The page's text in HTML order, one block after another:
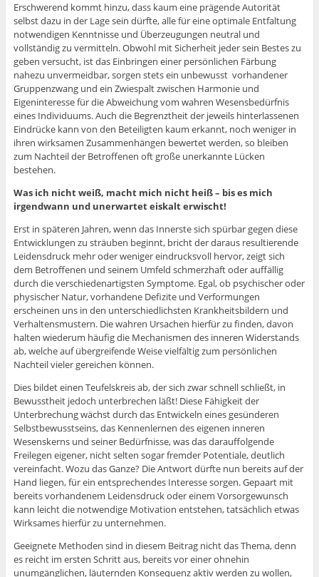
Erschwerend kommt hinzu, dass kaum eine prägende Autorität
selbst dazu in der Lage sein dürfte, alle für eine optimale Entfaltung
notwendigen Kenntnisse und Überzeugungen neutral und
vollständig zu vermitteln. Obwohl mit Sicherheit jeder sein Bestes zu
geben versucht, ist das Einbringen einer persönlichen Färbung
nahezu unvermeidbar, sorgen stets ein unbewusst vorhandener
Gruppenzwang und ein Zwiespalt zwischen Harmonie und
Eigeninteresse für die Abweichung vom wahren Wesensbedürfnis
eines Individuums. Auch die Begrenztheit der jeweils hinterlassenen
Eindrücke kann von den Beteiligten kaum erkannt, noch weniger in
ihren wirksamen Zusammenhängen bewertet werden, so bleiben
zum Nachteil der Betroffenen oft große unerkannte Lücken
bestehen.
Was ich nicht weiß, macht mich nicht heiß – bis es mich
irgendwann und unerwartet eiskalt erwischt!
Erst in späteren Jahren, wenn das Innerste sich spürbar gegen diese
Entwicklungen zu sträuben beginnt, bricht der daraus resultierende
Leidensdruck mehr oder weniger eindrucksvoll hervor, zeigt sich
dem Betroffenen und seinem Umfeld schmerzhaft oder auffällig
durch die verschiedenartigsten Symptome. Egal, ob psychischer oder
physischer Natur, vorhandene Defizite und Verformungen
erscheinen uns in den unterschiedlichsten Krankheitsbildern und
Verhaltensmustern. Die wahren Ursachen hierfür zu finden, davon
halten wiederum häufig die Mechanismen des inneren Widerstands
ab, welche auf übergreifende Weise vielfältig zum persönlichen
Nachteil vieler gereichen können.
Dies bildet einen Teufelskreis ab, der sich zwar schnell schließt, in
Bewusstheit jedoch unterbrechen läßt! Diese Fähigkeit der
Unterbrechung wächst durch das Entwickeln eines gesünderen
Selbstbewusstseins, das Kennenlernen des eigenen inneren
Wesenskerns und seiner Bedürfnisse, was das darauffolgende
Freilegen eigener, nicht selten sogar fremder Potentiale, deutlich
vereinfacht. Wozu das Ganze? Die Antwort dürfte nun bereits auf der
Hand liegen, für ein entsprechendes Interesse sorgen. Gepaart mit
bereits vorhandenem Leidensdruck oder einem Vorsorgewunsch
kann leicht die notwendige Motivation entstehen, tatsächlich etwas
Wirksames hierfür zu unternehmen.
Geeignete Methoden sind in diesem Beitrag nicht das Thema, denn
es reicht im ersten Schritt aus, bereits vor einer ohnehin
unumgänglichen, läuternden Konsequenz aktiv werden zu wollen,